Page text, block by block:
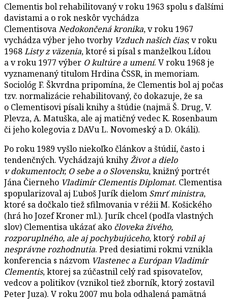
Clementis bol rehabilitovaný v roku 1963 spolu s ďalšími
davistami a o rok neskôr vychádza
ClementisovaNedokončená kronika, v roku 1967
vychádza výber jeho tvorby Vzduch našich čias; v roku
1968Listy z väzenia, ktoré si písal s manželkou Lídou
a v roku 1977 výber O kultúre a umení. V roku 1968 je
vyznamenaný titulom Hrdina ČSSR, in memoriam.
Sociológ F. Škvrdna pripomína, že Clementis bol aj počas
tzv. normalizácie rehabilitovaný, čo dokazuje, že sa
o Clementisovi písali knihy a štúdie (najmä Š. Drug, V.
Plevza, A. Matuška, ale aj matičný vedec K. Rosenbaum
či jeho kolegovia z DAVu L. Novomeský a D. Okáli).
Po roku 1989 vyšlo niekoľko článkov a štúdií, často i
tendenčných. Vychádzajú knihyŽivot a dielo
v dokumentoch; O sebe a o Slovensku, knižný portrét
Jána Čierneho Vladimír Clementis Diplomat. Clementisa
spopularizoval aj Ľuboš Jurík dielom Smrť ministra,
ktoré sa dočkalo tiež sfilmovania v réžii M. Košického
(hrá ho Jozef Kroner ml.). Jurík chcel (podľa vlastných
slov) Clementisa ukázať ako človeka živého,
rozporuplného, ale aj pochybujúceho, ktorýrobil aj
nesprávne rozhodnutia. Pred desiatimi rokmi vznikla
konferencia s názvom Vlastenec a Európan Vladimír
Clementis, ktorej sa zúčastnil celý rad spisovateľov,
vedcov a politikov (vznikol tiež zborník, ktorý zostavil
Peter Juza). V roku 2007 mu bola odhalená pamätná